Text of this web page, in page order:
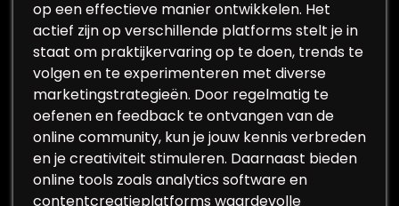
op een effectieve manier ontwikkelen. Het
actief zijn op verschillende platforms stelt je in
staat om praktijkervaring op te doen, trends te
volgen en te experimenteren met diverse
marketingstrategieën. Door regelmatig te
oefenen en feedback te ontvangen van de
online community, kun je jouw kennis verbreden
en je creativiteit stimuleren. Daarnaast bieden
online tools zoals analytics software en
contentcreatieplatforms waardevolle